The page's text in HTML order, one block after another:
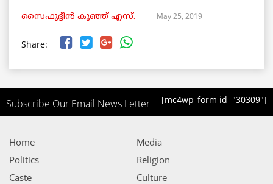
സൈഫുദ്ദീൻ കുഞ്ഞ് എസ്. May 25, 2019
Share:
Subscribe Our Email News Letter [mc4wp_form id="30309"]
Home
Politics
Caste
Media
Religion
Culture